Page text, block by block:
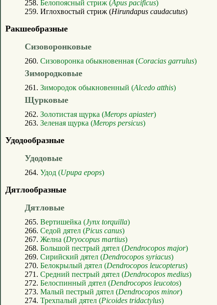
258. Белопоясный стриж (Apus pacificus)
259. Иглохвостый стриж (Hirundapus caudacutus)
Ракшеобразные
Сизоворонковые
260. Сизоворонка обыкновенная (Coracias garrulus)
Зимородковые
261. Зимородок обыкновенный (Alcedo atthis)
Щурковые
262. Золотистая щурка (Merops apiaster)
263. Зеленая щурка (Merops persicus)
Удодообразные
Удодовые
264. Удод (Upupa epops)
Дятлообразные
Дятловые
265. Вертишейка (Jynx torquilla)
266. Седой дятел (Picus canus)
267. Желна (Dryocopus martius)
268. Большой пестрый дятел (Dendrocopos major)
269. Сирийский дятел (Dendrocopos syriacus)
270. Белокрылый дятел (Dendrocopos leucopterus)
271. Средний пестрый дятел (Dendrocopos medius)
272. Белоспинный дятел (Dendrocopos leucotos)
273. Малый пестрый дятел (Dendrocopos minor)
274. Трехпалый дятел (Picoides tridactylus)